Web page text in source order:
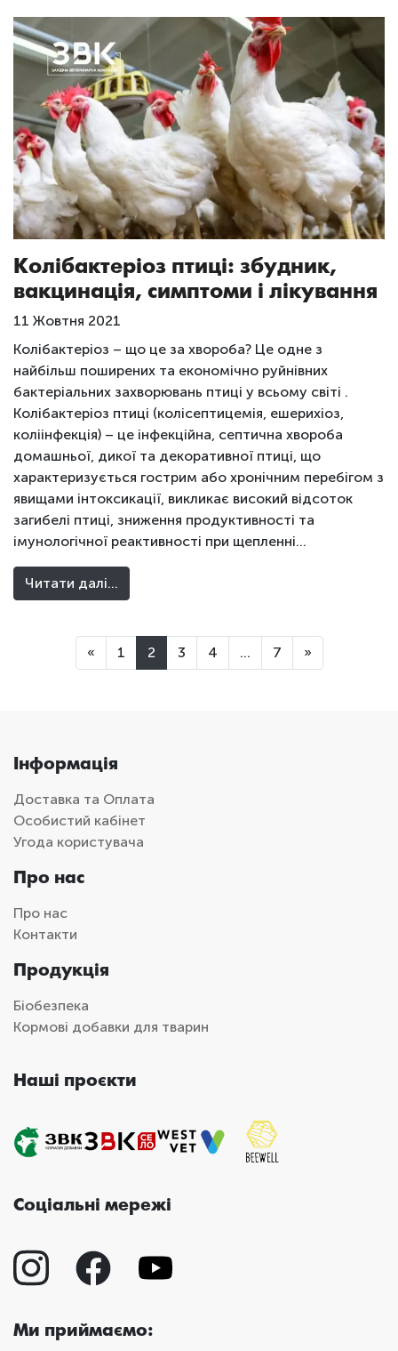
Колібактеріоз птиці: збудник,
вакцинація, симптоми і лікування
11 Жовтня 2021
Колібактеріоз – що це за хвороба? Це одне з
найбільш поширених та економічно руйнівних
бактеріальних захворювань птиці у всьому світі .
Колібактеріоз птиці (колісептицемія, ешерихіоз,
коліінфекція) – це інфекційна, септична хвороба
домашньої, дикої та декоративної птиці, що
характеризується гострим або хронічним перебігом з
явищами інтоксикації, викликає високий відсоток
загибелі птиці, зниження продуктивності та
імунологічної реактивності при щепленні…
Читати далі…
« 1 2 3 4 … 7 »
Інформація
Доставка та Оплата
Особистий кабінет
Угода користувача
Про нас
Про нас
Контакти
Продукція
Біобезпека
Кормові добавки для тварин
Наші проєкти
Соціальні мережі
Ми приймаємо: